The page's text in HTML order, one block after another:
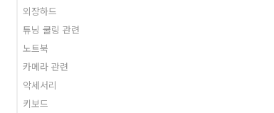
외장하드
튜닝 쿨링 관련
노트북
카메라 관련
악세서리
키보드